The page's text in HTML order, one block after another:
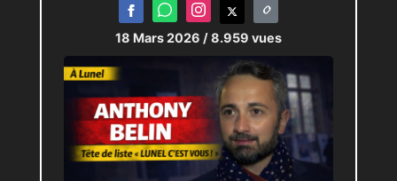
18 Mars 2026 / 8.959 vues